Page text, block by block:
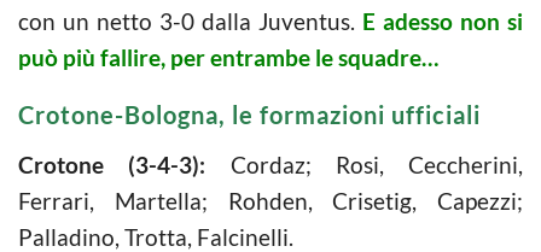
con un netto 3-0 dalla Juventus. E adesso non si
può più fallire, per entrambe le squadre…
Crotone-Bologna, le formazioni ufficiali
Crotone (3-4-3): Cordaz; Rosi, Ceccherini,
Ferrari, Martella; Rohden, Crisetig, Capezzi;
Palladino, Trotta, Falcinelli.